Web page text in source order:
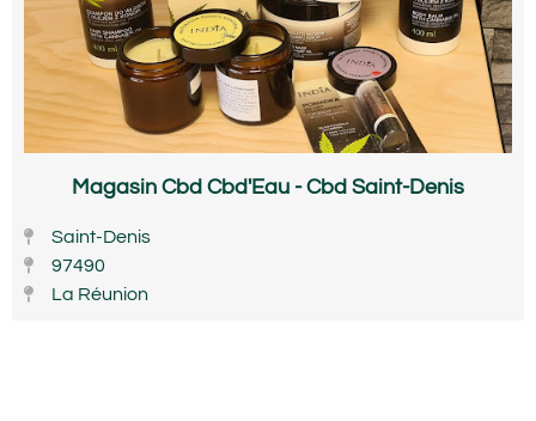
Magasin Cbd Cbd'Eau - Cbd Saint-Denis
Saint-Denis
97490
La Réunion